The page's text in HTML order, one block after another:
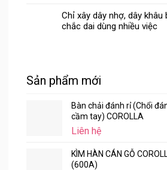
Chỉ xây dây nhợ, dây khâu
chắc dai dùng nhiều việc
Sản phẩm mới
Bàn chải đánh rỉ (Chổi
cầm tay) COROLLA
Liên hệ
KÌM HÀN CÁN GỖ
(600A)